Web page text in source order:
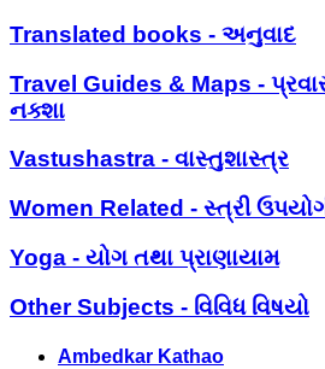
Translated books - અનુવાદ
Travel Guides & Maps -
નક્શા
Vastushastra - વાસ્તુશાસ્ત્ર
Women Related - સ્ત્રી
Yoga - યોગ તથા પ્રાણાયામ
Other Subjects - વિવિધ વિષયો
Ambedkar Kathao